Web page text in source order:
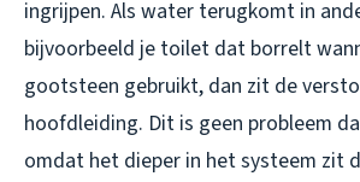
ingrijpen. Als water terugkomt in
bijvoorbeeld je toilet dat borrelt
gootsteen gebruikt, dan zit de
hoofdleiding. Dit is geen probleem
omdat het dieper in het systeem zit